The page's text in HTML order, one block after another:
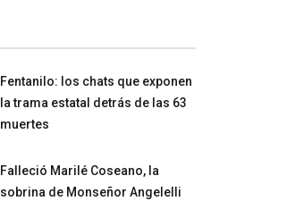
Fentanilo: los chats que exponen
la trama estatal detrás de las 63
muertes
Falleció Marilé Coseano, la
sobrina de Monseñor Angelelli